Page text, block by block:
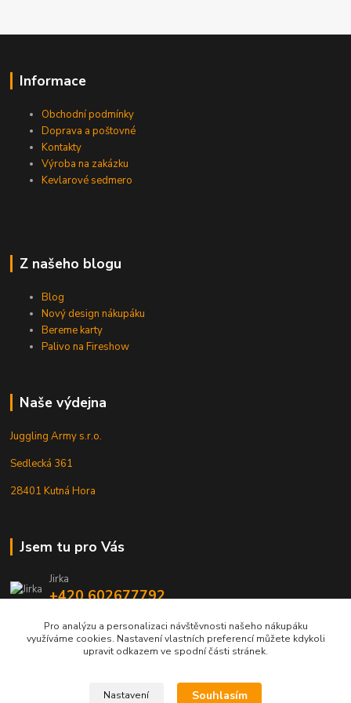
Informace
Obchodní podmínky
Doprava a poštovné
Kontakty
Výroba na zakázku
Kevlarové sedmero
Z našeho blogu
Blog
Nový design nákupáku
Bereme karty
Palivo na Fireshow
Naše výdejna
Juggling Army s.r.o.
Sedlecká 361
28401 Kutná Hora
Jsem tu pro Vás
Jirka
+420 602677792
info@jarmy.cz
Pro analýzu a personalizaci návštěvnosti našeho nákupáku
využíváme cookies. Nastavení vlastních preferencí můžete kdykoli
upravit odkazem ve spodní části stránek.
Nastavení Souhlasím